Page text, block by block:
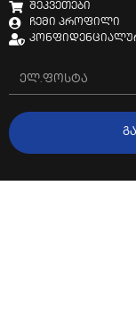
შეკვეთები
ჩემი პროფილი